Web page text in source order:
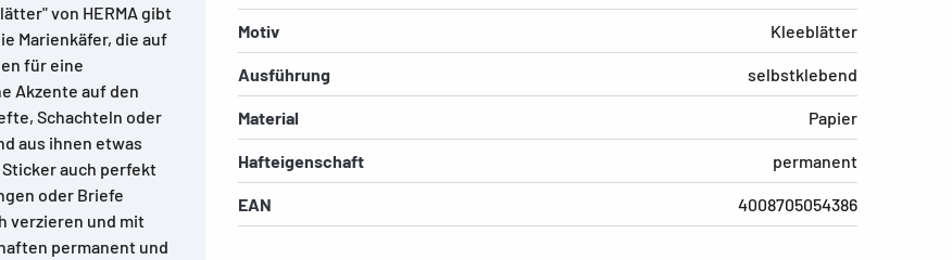
von HERMA gibt
Marienkäfer, die auf
für eine
Akzente auf den
Schachteln oder
aus ihnen etwas
auch perfekt
oder Briefe
verzieren und mit
permanent und
Motiv Kleeblätter
Ausführung selbstklebend
Material Papier
Hafteigenschaft permanent
EAN 4008705054386